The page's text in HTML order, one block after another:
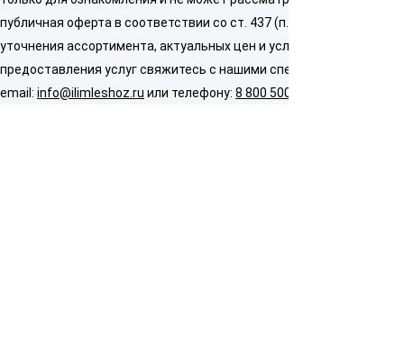
публичная оферта в соответствии со ст. 437 (п. 2) ГК РФ. Для
уточнения ассортимента, актуальных цен и условий
предоставления услуг свяжитесь с нашими специалистами по
email: info@ilimleshoz.ru или телефону: 8 800 500 5437